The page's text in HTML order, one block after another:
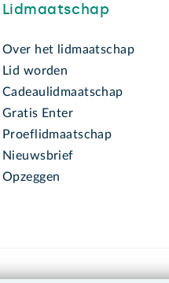
Lidmaatschap
Over het lidmaatschap
Lid worden
Cadeaulidmaatschap
Gratis Enter
Proeflidmaatschap
Nieuwsbrief
Opzeggen